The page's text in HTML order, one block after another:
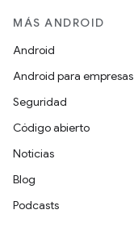
MÁS ANDROID
Android
Android para empresas
Seguridad
Código abierto
Noticias
Blog
Podcasts